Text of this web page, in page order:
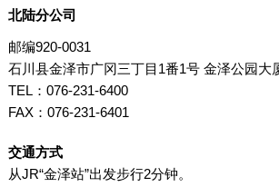
北陆分公司
邮编920-0031
石川县金泽市广冈三丁目1番1号 金泽公园大
TEL：076-231-6400
FAX：076-231-6401
交通方式
从JR“金泽站”出发步行2分钟。